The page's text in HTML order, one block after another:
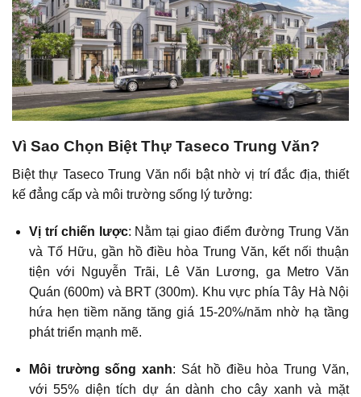
Vì Sao Chọn Biệt Thự Taseco Trung Văn?
Biệt thự Taseco Trung Văn nổi bật nhờ vị trí đắc địa, thiết
kế đẳng cấp và môi trường sống lý tưởng:
Vị trí chiến lược: Nằm tại giao điểm đường Trung Văn
và Tố Hữu, gần hồ điều hòa Trung Văn, kết nối thuận
tiện với Nguyễn Trãi, Lê Văn Lương, ga Metro Văn
Quán (600m) và BRT (300m). Khu vực phía Tây Hà Nội
hứa hẹn tiềm năng tăng giá 15-20%/năm nhờ hạ tầng
phát triển mạnh mẽ.
Môi trường sống xanh: Sát hồ điều hòa Trung Văn,
với 55% diện tích dự án dành cho cây xanh và mặt